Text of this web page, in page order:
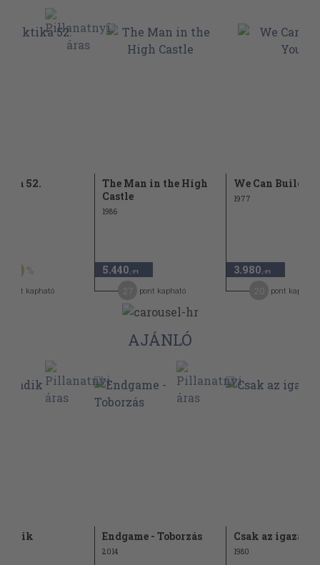
52.
pont kapható
The Man in the High
Castle
1986
5.440 ,-Ft
pont kapható
We Can Build
1977
3.980 ,-Ft
pont kapható
AJÁNLÓ
Endgame - Toborzás
2014
Csak az igazat
1980